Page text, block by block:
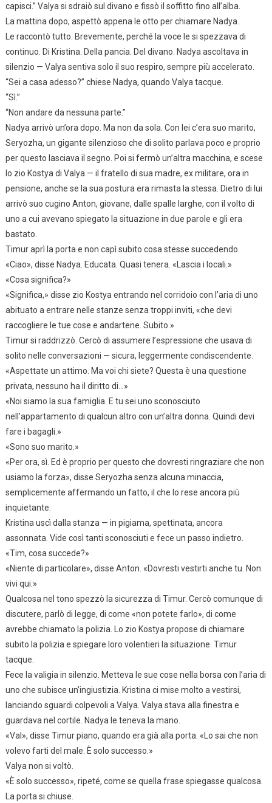
capisci.” Valya si sdraiò sul divano e fissò il soffitto fino all’alba.
La mattina dopo, aspettò appena le otto per chiamare Nadya.
Le raccontò tutto. Brevemente, perché la voce le si spezzava di
continuo. Di Kristina. Della pancia. Del divano. Nadya ascoltava in
silenzio — Valya sentiva solo il suo respiro, sempre più accelerato.
“Sei a casa adesso?” chiese Nadya, quando Valya tacque.
“Sì.”
“Non andare da nessuna parte.”
Nadya arrivò un’ora dopo. Ma non da sola. Con lei c’era suo marito,
Seryozha, un gigante silenzioso che di solito parlava poco e proprio
per questo lasciava il segno. Poi si fermò un’altra macchina, e scese
lo zio Kostya di Valya — il fratello di sua madre, ex militare, ora in
pensione, anche se la sua postura era rimasta la stessa. Dietro di lui
arrivò suo cugino Anton, giovane, dalle spalle larghe, con il volto di
uno a cui avevano spiegato la situazione in due parole e gli era
bastato.
Timur aprì la porta e non capì subito cosa stesse succedendo.
«Ciao», disse Nadya. Educata. Quasi tenera. «Lascia i locali.»
«Cosa significa?»
«Significa,» disse zio Kostya entrando nel corridoio con l’aria di uno
abituato a entrare nelle stanze senza troppi inviti, «che devi
raccogliere le tue cose e andartene. Subito.»
Timur si raddrizzò. Cercò di assumere l’espressione che usava di
solito nelle conversazioni — sicura, leggermente condiscendente.
«Aspettate un attimo. Ma voi chi siete? Questa è una questione
privata, nessuno ha il diritto di…»
«Noi siamo la sua famiglia. E tu sei uno sconosciuto
nell’appartamento di qualcun altro con un’altra donna. Quindi devi
fare i bagagli.»
«Sono suo marito.»
«Per ora, sì. Ed è proprio per questo che dovresti ringraziare che non
usiamo la forza», disse Seryozha senza alcuna minaccia,
semplicemente affermando un fatto, il che lo rese ancora più
inquietante.
Kristina uscì dalla stanza — in pigiama, spettinata, ancora
assonnata. Vide così tanti sconosciuti e fece un passo indietro.
«Tim, cosa succede?»
«Niente di particolare», disse Anton. «Dovresti vestirti anche tu. Non
vivi qui.»
Qualcosa nel tono spezzò la sicurezza di Timur. Cercò comunque di
discutere, parlò di legge, di come «non potete farlo», di come
avrebbe chiamato la polizia. Lo zio Kostya propose di chiamare
subito la polizia e spiegare loro volentieri la situazione. Timur
tacque.
Fece la valigia in silenzio. Metteva le sue cose nella borsa con l’aria di
uno che subisce un’ingiustizia. Kristina ci mise molto a vestirsi,
lanciando sguardi colpevoli a Valya. Valya stava alla finestra e
guardava nel cortile. Nadya le teneva la mano.
«Val», disse Timur piano, quando era già alla porta. «Lo sai che non
volevo farti del male. È solo successo.»
Valya non si voltò.
«È solo successo», ripeté, come se quella frase spiegasse qualcosa.
La porta si chiuse.